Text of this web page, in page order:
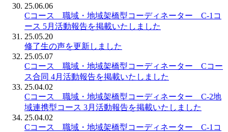
25.06.06
Cコース 職域・地域架橋型コーディネーター C-1コ
ース 5月活動報告を掲載いたしました
25.05.20
修了生の声を更新しました
25.05.07
Cコース 職域・地域架橋型コーディネーター Cコー
ス合同 4月活動報告を掲載いたしました
25.04.02
Cコース 職域・地域架橋型コーディネーター C-2地
域連携型コース 3月活動報告を掲載いたしました
25.04.02
Cコース 職域・地域架橋型コーディネーター C-1コ